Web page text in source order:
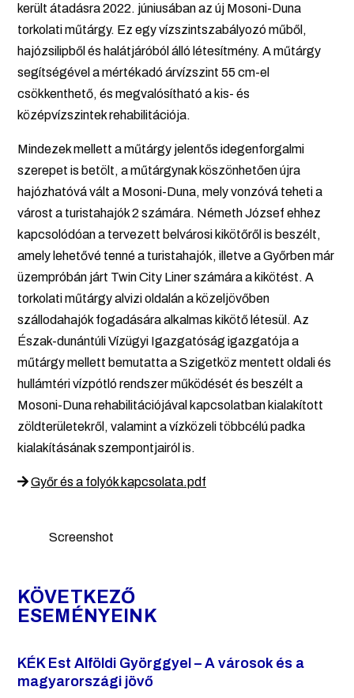
került átadásra 2022. júniusában az új Mosoni-Duna
torkolati műtárgy. Ez egy vízszintszabályozó műből,
hajózsilipből és halátjáróból álló létesítmény. A műtárgy
segítségével a mértékadó árvízszint 55 cm-el
csökkenthető, és megvalósítható a kis- és
középvízszintek rehabilitációja.
Mindezek mellett a műtárgy jelentős idegenforgalmi
szerepet is betölt, a műtárgynak köszönhetően újra
hajózhatóvá vált a Mosoni-Duna, mely vonzóvá teheti a
várost a turistahajók 2 számára. Németh József ehhez
kapcsolódóan a tervezett belvárosi kikötőről is beszélt,
amely lehetővé tenné a turistahajók, illetve a Győrben már
üzempróbán járt Twin City Liner számára a kikötést. A
torkolati műtárgy alvizi oldalán a közeljövőben
szállodahajók fogadására alkalmas kikötő létesül. Az
Észak-dunántúli Vízügyi Igazgatóság igazgatója a
műtárgy mellett bemutatta a Szigetköz mentett oldali és
hullámtéri vízpótló rendszer működését és beszélt a
Mosoni-Duna rehabilitációjával kapcsolatban kialakított
zöldterületekről, valamint a vízközeli többcélú padka
kialakításának szempontjairól is.
Győr és a folyók kapcsolata.pdf
Screenshot
KÖVETKEZŐ
ESEMÉNYEINK
KÉK Est Alföldi Györggyel – A városok és a
magyarországi jövő